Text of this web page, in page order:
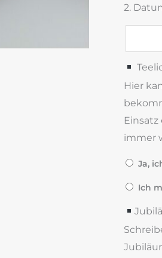
2.
Hier
immer
Ja,
Ich